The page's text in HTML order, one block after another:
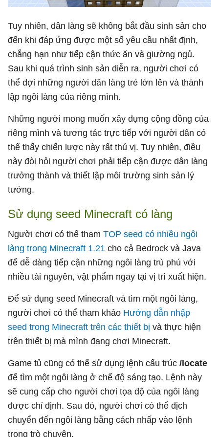
Tuy nhiên, dân làng sẽ không bắt đầu sinh sản cho
đến khi đáp ứng được một số yêu cầu nhất định,
chẳng hạn như tiếp cận thức ăn và giường ngủ.
Sau khi quá trình sinh sản diễn ra, người chơi có
thể đợi những người dân làng trẻ lớn lên và thành
lập ngôi làng của riêng mình.
Những người mong muốn xây dựng cộng đồng của
riêng mình và tương tác trực tiếp với người dân có
thể thấy chiến lược này rất thú vị. Tuy nhiên, điều
này đòi hỏi người chơi phải tiếp cận được dân làng
trưởng thành và thiết lập môi trường sinh sản lý
tưởng.
Sử dụng seed Minecraft có làng
Người chơi có thể tham TOP seed có nhiều ngôi
làng trong Minecraft 1.21 cho cả Bedrock và Java
để dễ dàng tiếp cận những ngôi làng trù phú với
nhiều tài nguyên, vật phẩm ngay tại vị trí xuất hiện.
Để sử dụng seed Minecraft và tìm một ngôi làng,
người chơi có thể tham khảo Hướng dẫn nhập
seed trong Minecraft trên các thiết bị và thực hiện
trên thiết bị mà mình đang chơi Minecraft.
Game tủ cũng có thể sử dụng lệnh cấu trúc /locate
để tìm một ngôi làng ở chế độ sáng tạo. Lệnh này
sẽ cung cấp cho người chơi tọa độ của ngôi làng
được chỉ định. Sau đó, người chơi có thể dịch
chuyển đến ngôi làng bằng cách nhấp vào lệnh
trong trò chuyện.